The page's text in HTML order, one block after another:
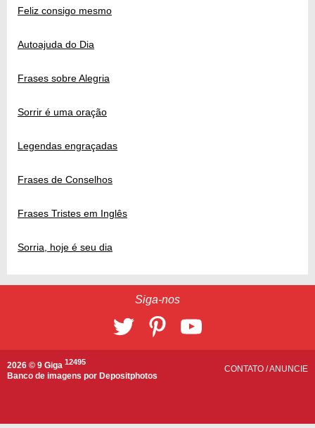
Feliz consigo mesmo
Autoajuda do Dia
Frases sobre Alegria
Sorrir é uma oração
Legendas engraçadas
Frases de Conselhos
Frases Tristes em Inglês
Sorria, hoje é seu dia
Siga-nos
2026 © 9 Giga 12495
Banco de imagens por Depositphotos
CONTATO /ANUNCIE